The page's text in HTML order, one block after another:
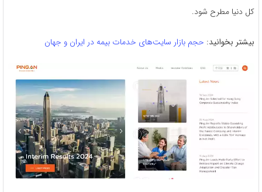
کل دنیا مطرح شود.
بیشتر بخوانید: حجم بازار سایت‌های خدمات بیمه در ایران و جهان